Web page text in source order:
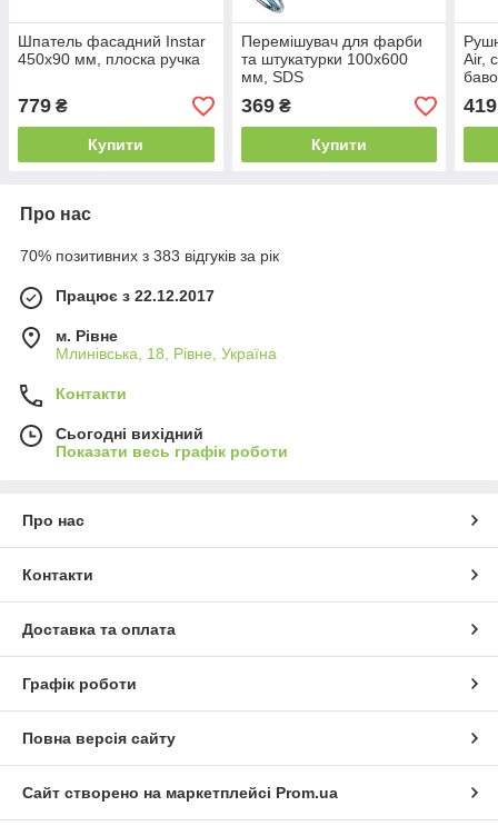
Шпатель фасадний Instar
450х90 мм, плоска ручка
779 ₴
Купити
Перемішувач для фарби
та штукатурки 100х600
мм, SDS
369₴
Купити
Air,
419
Про нас
70% позитивних з 383 відгуків за рік
Працює з 22.12.2017
м. Рівне
Млинівська, 18, Рівне, Україна
Контакти
Сьогодні вихідний
Показати весь графік роботи
Про нас
Контакти
Доставка та оплата
Графік роботи
Повна версія сайту
Сайт створено на маркетплейсі Prom.ua